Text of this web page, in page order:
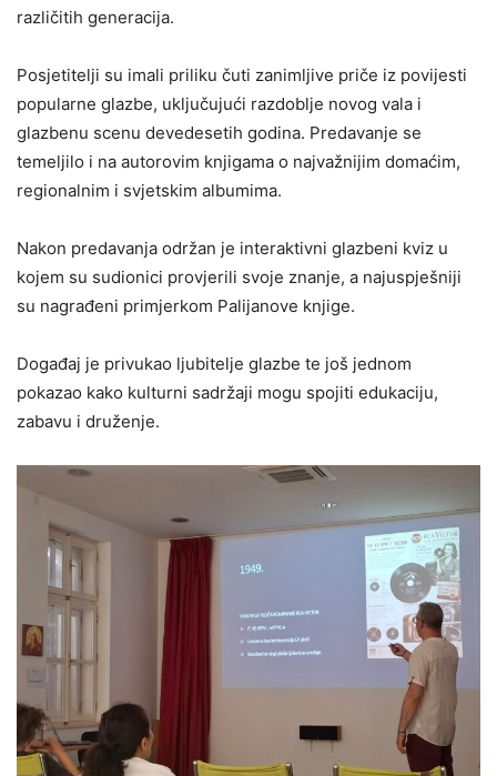
različitih generacija.
Posjetitelji su imali priliku čuti zanimljive priče iz povijesti
popularne glazbe, uključujući razdoblje novog vala i
glazbenu scenu devedesetih godina. Predavanje se
temeljilo i na autorovim knjigama o najvažnijim domaćim,
regionalnim i svjetskim albumima.
Nakon predavanja održan je interaktivni glazbeni kviz u
kojem su sudionici provjerili svoje znanje, a najuspješniji
su nagrađeni primjerkom Palijanove knjige.
Događaj je privukao ljubitelje glazbe te još jednom
pokazao kako kulturni sadržaji mogu spojiti edukaciju,
zabavu i druženje.